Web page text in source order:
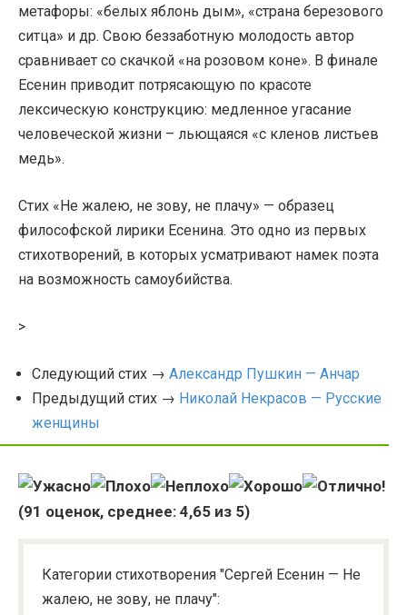
метафоры: «белых яблонь дым», «страна березового
ситца» и др. Свою беззаботную молодость автор
сравнивает со скачкой «на розовом коне». В финале
Есенин приводит потрясающую по красоте
лексическую конструкцию: медленное угасание
человеческой жизни – льющаяся «с кленов листьев
медь».
Стих «Не жалею, не зову, не плачу» — образец
философской лирики Есенина. Это одно из первых
стихотворений, в которых усматривают намек поэта
на возможность самоубийства.
>
Следующий стих → Александр Пушкин — Анчар
Предыдущий стих → Николай Некрасов — Русские
женщины
(91 оценок, среднее: 4,65 из 5)
Категории стихотворения "Сергей Есенин — Не
жалею, не зову, не плачу":